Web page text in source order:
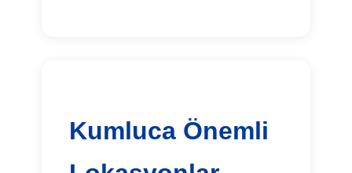
Kumluca Önemli